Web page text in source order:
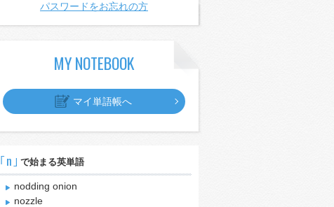
パスワードをお忘れの方
MY NOTEBOOK
マイ単語帳へ
｢n｣ で始まる英単語
nodding onion
nozzle